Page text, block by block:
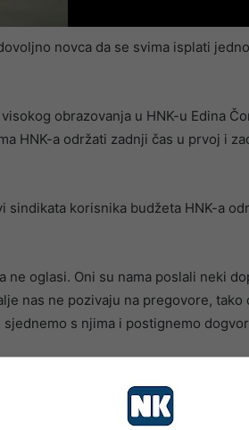
novca da se svima isplati
obrazovanja u HNK-u Edina
HNK-a održati zadnji čas u prvoj i
sindikata korisnika budžeta HNK-a
ne oglasi. Oni su nama poslali neki
nas ne pozivaju na pregovore, tako
s njima i postignemo